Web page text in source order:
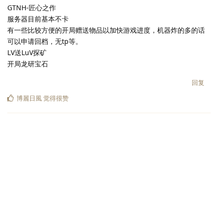
GTNH-匠心之作
服务器目前基本不卡
有一些比较方便的开局赠送物品以加快游戏进度，机器炸的多的话
可以申请回档，无tp等。
LV送LuV探矿
开局龙研宝石
回复
博麗日風觉得很赞